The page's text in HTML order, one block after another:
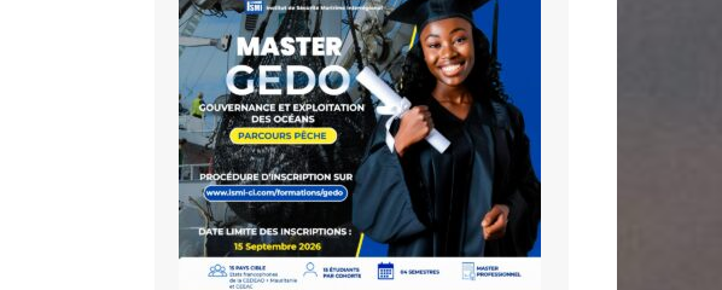
Media Partner 2019 – 2023